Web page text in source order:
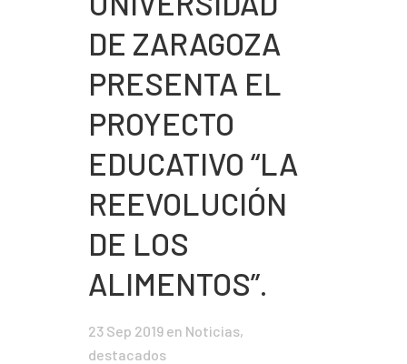
DE ZARAGOZA
PRESENTA EL
PROYECTO
EDUCATIVO “LA
REEVOLUCIÓN
DE LOS
ALIMENTOS”.
23 Sep 2019 en Noticias,
destacados